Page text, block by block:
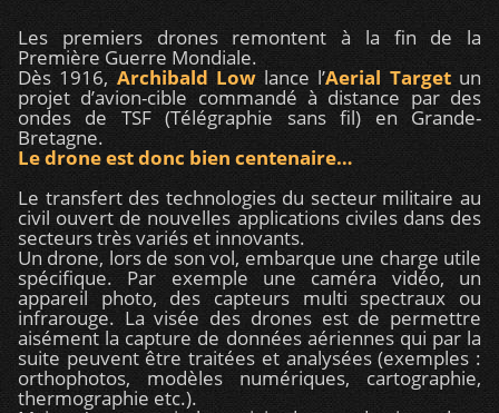
Les premiers drones remontent à la fin de la
Première Guerre Mondiale.
Dès 1916,Archibald Lowlance l’Aerial Targetun
projet d’avion-cible commandé à distance par des
ondes de TSF (Télégraphie sans fil) en Grande-
Bretagne.
Le drone est donc bien centenaire…
Le transfert des technologies du secteur militaire au
civil ouvert de nouvelles applications civiles dans des
secteurs très variés et innovants.
Un drone, lors de son vol, embarque une charge utile
spécifique. Par exemple une caméra vidéo, un
appareil photo, des capteurs multi spectraux ou
infrarouge. La visée des drones est de permettre
aisément la capture de données aériennes qui par la
suite peuvent être traitées et analysées (exemples :
orthophotos, modèles numériques, cartographie,
thermographie etc.).